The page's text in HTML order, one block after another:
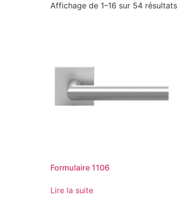
Affichage de 1–16 sur 54 résultats
Formulaire 1106
Lire la suite